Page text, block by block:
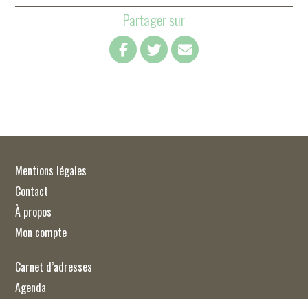
Partager sur
Mentions légales
Contact
À propos
Mon compte
Carnet d’adresses
Agenda